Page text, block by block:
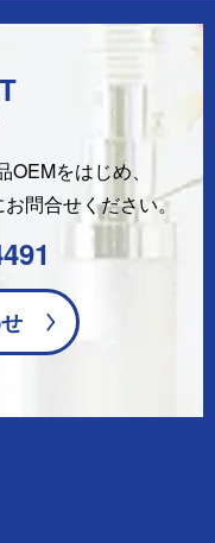
をはじめ、
問合せください。